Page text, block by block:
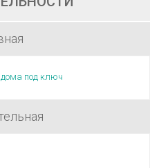
дома под ключ